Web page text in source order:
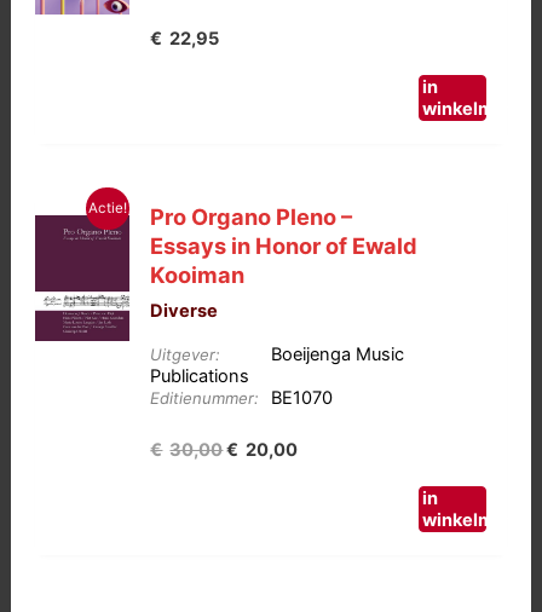
€ 22,95
in
winkelmand
Actie!
Pro Organo Pleno –
Essays in Honor of Ewald
Kooiman
Diverse
Uitgever:
Boeijenga Music
Publications
Editienummer: BE1070
€ 30,00Oorspronkelijke
€ 20,00Huidige
in
winkelmand